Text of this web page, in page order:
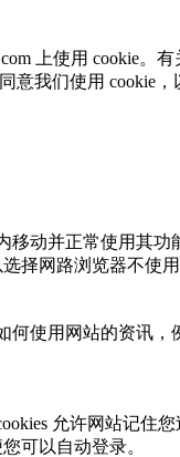
上使用 cookie。
意我们使用 cookie
移动并正常使用其
择网路浏览器不使
何使用网站的资讯
允许网站记
可以自动登录。